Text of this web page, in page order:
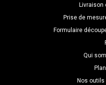
Livraison
Prise de
Formulaire
Qui
Nos outils